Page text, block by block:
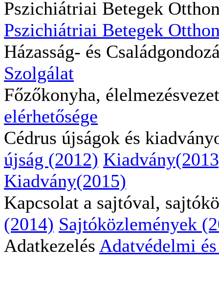
Pszichiátriai Betegek
Pszichiátriai Betegek
Házasság- és
Szolgálat
Főzőkonyha,
elérhetősége
Cédrus újságok és
újság (2012)
Kiadvány(2015)
Kapcsolat a sajtóval,
(2014) Sajtóközlemények
Adatkezelés Adatvédelmi